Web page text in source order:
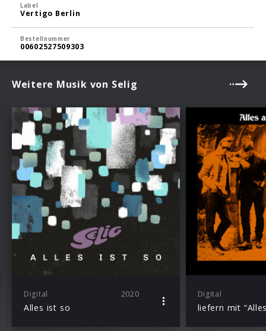
Label
Vertigo Berlin
Bestellnummer
00602527509303
Weitere Musik von Selig
Digital 2020
Alles ist so
Digital